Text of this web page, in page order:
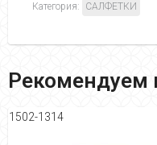
Категория: САЛФЕТКИ
Рекомендуем
1502-1314